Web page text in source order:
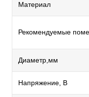
Материал
Диаметр,мм
Напряжение, В